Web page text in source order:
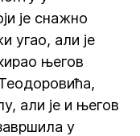
је снажно
угао, али је
његов
али је и његов
у